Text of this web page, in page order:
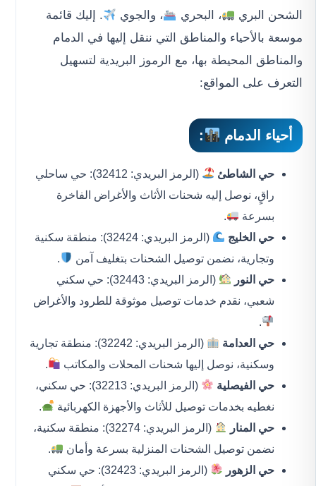
الشحن البري
، البحري ، والجوي
. إليك قائمة
موسعة بالأحياء والمناطق التي ننقل إليها في الدمام
والمناطق المحيطة بها، مع الرموز البريدية لتسهيل
التعرف على المواقع:
أحياء الدمام :
حي الشاطئ
(الرمز البريدي: 32412): حي ساحلي
راقٍ، نوصل إليه شحنات الأثاث والأغراض الفاخرة
بسرعة
.
حي الخليج
(الرمز البريدي: 32424): منطقة سكنية
وتجارية، نضمن توصيل الشحنات بتغليف آمن
.
حي النور
(الرمز البريدي: 32443): حي سكني
شعبي، نقدم خدمات توصيل موثوقة للطرود والأغراض
.
حي العدامة
(الرمز البريدي: 32242): منطقة تجارية
وسكنية، نوصل إليها شحنات المحلات والمكاتب
.
حي الفيصلية
(الرمز البريدي: 32213): حي سكني،
نغطيه بخدمات توصيل للأثاث والأجهزة الكهربائية
.
حي المنار
(الرمز البريدي: 32274): منطقة سكنية،
نضمن توصيل الشحنات المنزلية بسرعة وأمان
.
حي الزهور
(الرمز البريدي: 32423): حي سكني